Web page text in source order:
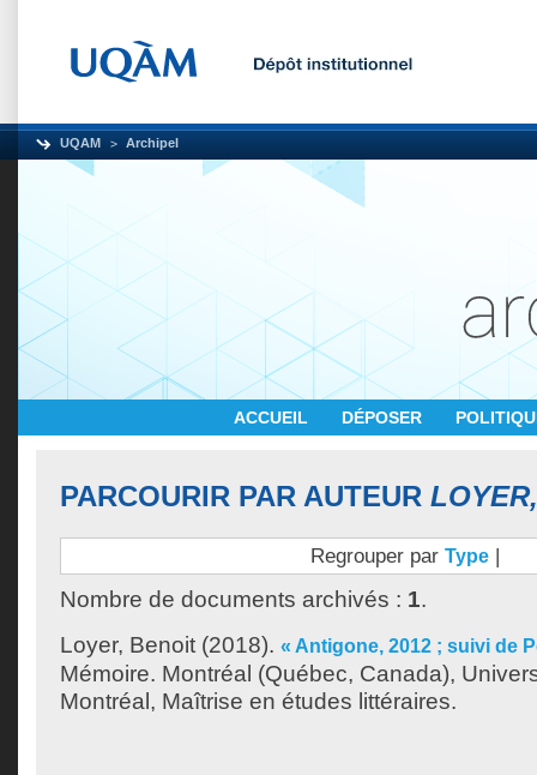
UQAM Archipel
ACCUEIL DÉPOSER
PARCOURIR PAR AUTEUR
Regrouper par Type |
Nombre de documents archivés : 1.
Loyer, Benoit (2018). « Antigone, 2012 ; suivi de
Mémoire. Montréal (Québec, Canada),
Montréal, Maîtrise en études littéraires.